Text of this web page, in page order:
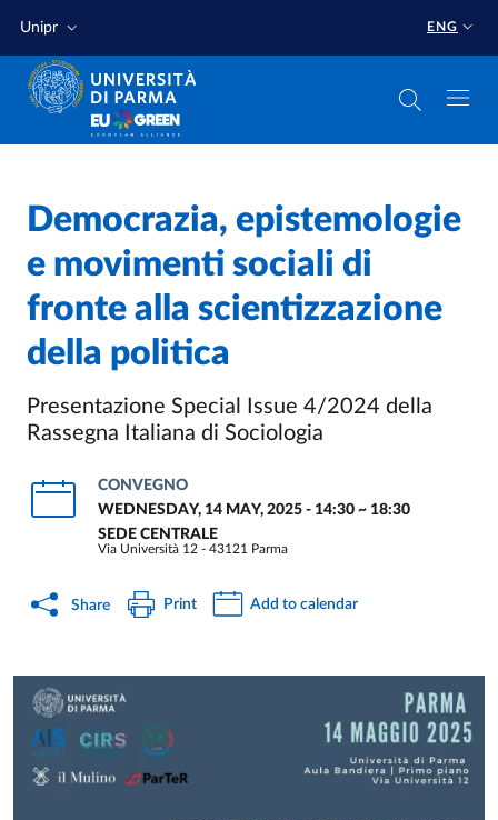
Unipr ENG
Democrazia, epistemologie
e movimenti sociali di
fronte alla scientizzazione
della politica
Presentazione Special Issue 4/2024 della
Rassegna Italiana di Sociologia
CONVEGNO
WEDNESDAY, 14 MAY, 2025 - 14:30 ~ 18:30
SEDE CENTRALE
Via Università 12 - 43121 Parma
Share Print Add to calendar